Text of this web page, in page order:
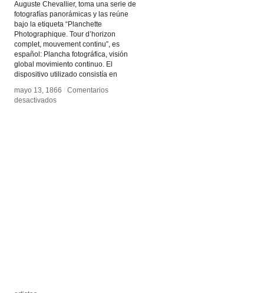
Auguste Chevallier, toma una serie de
fotografías panorámicas y las reúne
bajo la etiqueta “Planchette
Photographique. Tour d’horizon
complet, mouvement continu”, es
español: Plancha fotográfica, visión
global movimiento continuo. El
dispositivo utilizado consistía en
mayo 13, 1866 / Comentarios
desactivadosen
mayo 13, 1866 / Comentarios
desactivadosen